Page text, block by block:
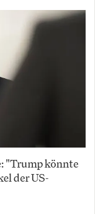
"Trump könnte
der US-